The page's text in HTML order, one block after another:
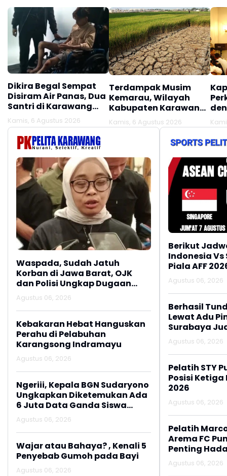
Dikira Begal Sempat
Disiram Air Panas, Dua
Santri di Karawang
Terluka Akibat Aksi
Oknum Linmas
Kamis, 6 Agustus 2026
Terdampak Musim
Kemarau, Wilayah
Kabupaten Karawang
Kekeringan Makin
Meluas
Kamis, 6 Agustus 2026
Waspada, Sudah Jatuh
Korban di Jawa Barat, OJK
dan Polisi Ungkap Dugaan
Penipuan Modus Titip Limit
Paylater
Agustus 06, 2026
Kebakaran Hebat Hanguskan
Perahu di Pelabuhan
Karangsong Indramayu
Agustus 06, 2026
Ngeriii, Kepala BGN Sudaryono
Ungkapkan Diketemukan Ada
6 Juta Data Ganda Siswa
Penerima MBG
Agustus 06, 2026
Wajar atau Bahaya? , Kenali 5
Penyebab Gumoh pada Bayi
Agustus 06, 2026
Berikut
Indonesia
Piala AFF
Agustus 06, 2026
Berhasil
Lewat Adu
Surabaya
2026
Agustus 06, 2026
Pelatih STY
Posisi Ketiga
2026
Agustus 06, 2026
Pelatih
Arema FC
Penting
Agustus 06, 2026